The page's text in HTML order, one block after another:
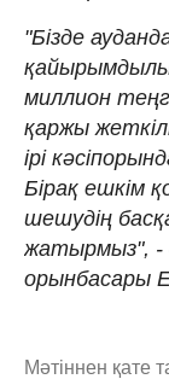
"Бізде
миллион
қаржы
ірі
Бірақ ешкім
шешудің
жатырмыз", -
орынбасары
Мәтіннен қате